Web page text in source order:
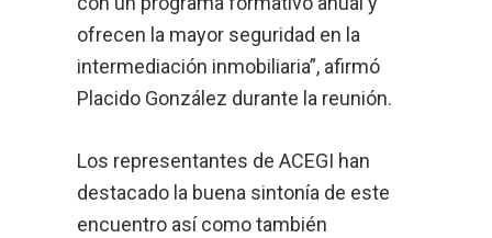
ofrecen la mayor seguridad en la
intermediación inmobiliaria”, afirmó
Placido González durante la reunión.
Los representantes de ACEGI han
destacado la buena sintonía de este
encuentro así como también